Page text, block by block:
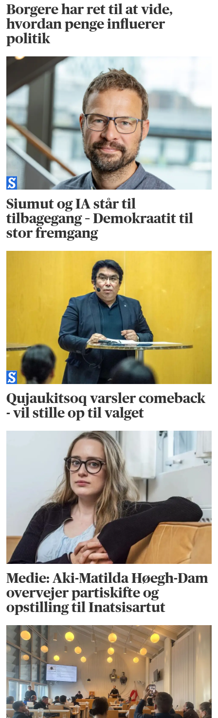
Borgere har ret til at vide,
hvordan penge influerer
politik
Siumut og IA står til
tilbagegang – Demokraatit til
stor fremgang
Qujaukitsoq varsler comeback
- vil stille op til valget
Medie: Aki-Matilda Høegh-Dam
overvejer partiskifte og
opstilling til Inatsisartut